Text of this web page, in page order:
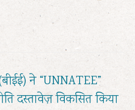
ने “UNNATEE”
दस्तावेज़ विकसित किया